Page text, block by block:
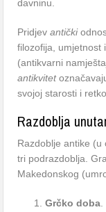
davninu.
Pridjevantički
filozofija, umjetnost
(antikvarni
antikvitet
svojoj starosti i
Razdoblja
Razdoblje antike (u
tri podrazdoblja.
Makedonskog
Grčko doba